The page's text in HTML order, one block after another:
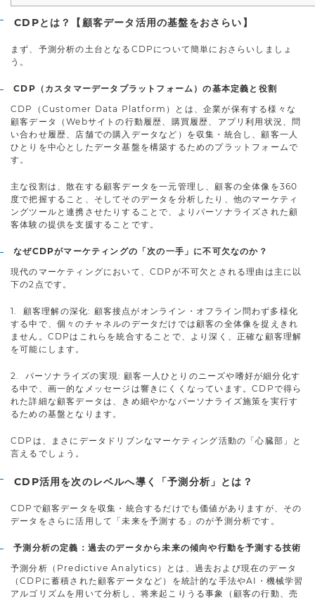
CDPとは？【顧客データ活用の基盤をおさらい】
まず、予測分析の土台となるCDPについて簡単におさらいしましょ
う。
CDP（カスタマーデータプラットフォーム）の基本定義と役割
CDP（Customer Data Platform）とは、企業が保有する様々な
顧客データ（Webサイトの行動履歴、購買履歴、アプリ利用状況、問
い合わせ履歴、店舗での購入データなど）を収集・統合し、顧客一人
ひとりを中心としたデータ基盤を構築するためのプラットフォームで
す。
主な役割は、散在する顧客データを一元管理し、顧客の全体像を360
度で把握すること、そしてそのデータを分析したり、他のマーケティ
ングツールと連携させたりすることで、よりパーソナライズされた顧
客体験の提供を支援することです。
なぜCDPがマーケティングの「次の一手」に不可欠なのか？
現代のマーケティングにおいて、CDPが不可欠とされる理由は主に以
下の2点です。
1. 顧客理解の深化: 顧客接点がオンライン・オフライン問わず多様化
する中で、個々のチャネルのデータだけでは顧客の全体像を捉えきれ
ません。CDPはこれらを統合することで、より深く、正確な顧客理解
を可能にします。
2. パーソナライズの実現: 顧客一人ひとりのニーズや嗜好が細分化す
る中で、画一的なメッセージは響きにくくなっています。CDPで得ら
れた詳細な顧客データは、きめ細やかなパーソナライズ施策を実行す
るための基盤となります。
CDPは、まさにデータドリブンなマーケティング活動の「心臓部」と
言えるでしょう。
CDP活用を次のレベルへ導く「予測分析」とは？
CDPで顧客データを収集・統合するだけでも価値がありますが、その
データをさらに活用して「未来を予測する」のが予測分析です。
予測分析の定義：過去のデータから未来の傾向や行動を予測する技術
予測分析（Predictive Analytics）とは、過去および現在のデータ
（CDPに蓄積された顧客データなど）を統計的な手法やAI・機械学習
アルゴリズムを用いて分析し、将来起こりうる事象（顧客の行動、売